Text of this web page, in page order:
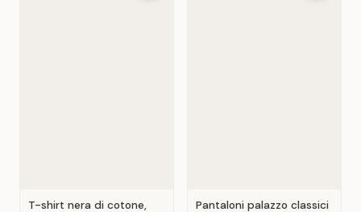
T-shirt nera di cotone, Pantaloni palazzo classici